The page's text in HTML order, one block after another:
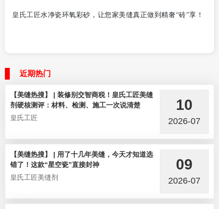
皇氏工匠水净瓷环氧彩砂，让您家美缝真正做到精奢“砖”享！
近期热门
【美缝热搜】 | 装修别交智商税！皇氏工匠美缝
剂硬核测评：材料、检测、施工一次说清楚
皇氏工匠
10
2026-07
【美缝热搜】 | 用了十几年美缝，今天才知道选
错了！这款“星空瓷”直接封神
皇氏工匠美缝剂
09
2026-07